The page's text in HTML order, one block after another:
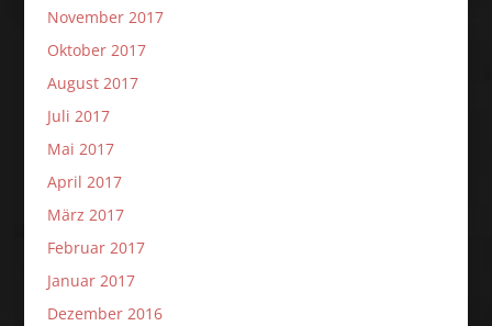
November 2017
Oktober 2017
August 2017
Juli 2017
Mai 2017
April 2017
März 2017
Februar 2017
Januar 2017
Dezember 2016